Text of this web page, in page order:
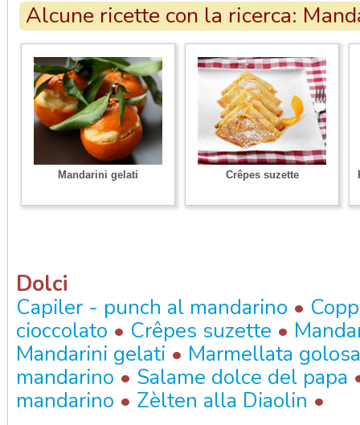
Alcune ricette con la ricerca:
Mandarini gelati Crêpes suzette
Dolci
Capiler - punch al mandarino •
cioccolato • Crêpes suzette •
Mandarini gelati • Marmellata golosa
mandarino • Salame dolce del papa
mandarino • Zèlten alla Diaolin •